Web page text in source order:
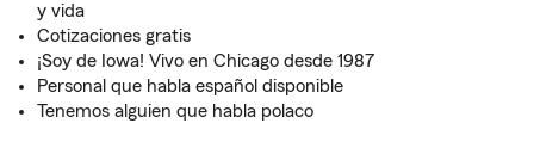
y vida
Cotizaciones gratis
¡Soy de Iowa! Vivo en Chicago desde 1987
Personal que habla español disponible
Tenemos alguien que habla polaco